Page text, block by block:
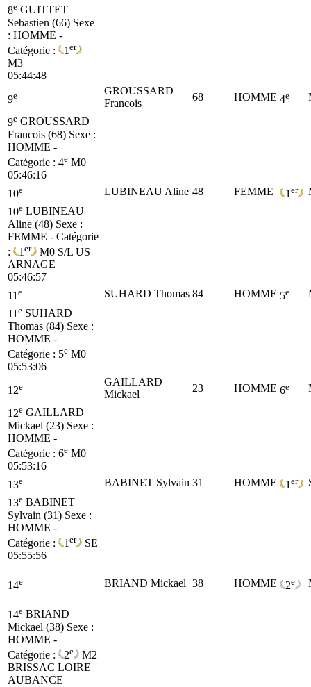
8e GUITTET
Sebastien (66) Sexe
: HOMME -
Catégorie :
1 er
M3
05:44:48
9e
GROUSSARD
Francois
68 HOMME 4e
9e GROUSSARD
Francois (68) Sexe :
HOMME -
Catégorie : 4e M0
05:46:16
10e LUBINEAU Aline 48 FEMME 1 er
10e LUBINEAU
Aline (48) Sexe :
FEMME - Catégorie
:
1 er M0 S/L US
ARNAGE
05:46:57
11 e SUHARD Thomas 84 HOMME 5e
11 e SUHARD
Thomas (84) Sexe :
HOMME -
Catégorie : 5e M0
05:53:06
12e
GAILLARD
Mickael
23 HOMME 6e
12e GAILLARD
Mickael (23) Sexe :
HOMME -
Catégorie : 6e M0
05:53:16
13e BABINET Sylvain 31 HOMME 1 er
13e BABINET
Sylvain (31) Sexe :
HOMME -
Catégorie :
1 er
SE
05:55:56
14e BRIAND Mickael 38 HOMME 2e
14e BRIAND
Mickael (38) Sexe :
HOMME -
Catégorie :
2e
M2
BRISSAC LOIRE
AUBANCE